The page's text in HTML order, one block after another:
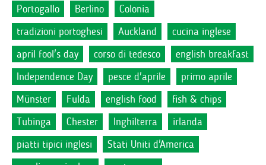
Portogallo
Berlino
Colonia
tradizioni portoghesi
Auckland
cucina inglese
april fool's day
corso di tedesco
english breakfast
Independence Day
pesce d'aprile
primo aprile
Münster
Fulda english food
fish & chips
Tubinga
Chester Inghilterra
irlanda
piatti tipici inglesi
Stati Uniti d'America